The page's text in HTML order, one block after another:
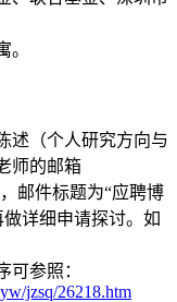
。
述（个人研究方向与
师的邮箱
，邮件标题为“应聘博
详细申请探讨。如
可参照：
jzsq/26218.htm